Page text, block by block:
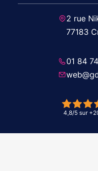
2 rue
77183
01 84